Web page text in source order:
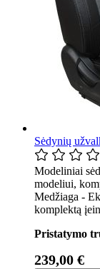
Sėdynių
Modeliniai
modeliui,
Medžiaga -
komplektą
Pristatymo
239,00 €